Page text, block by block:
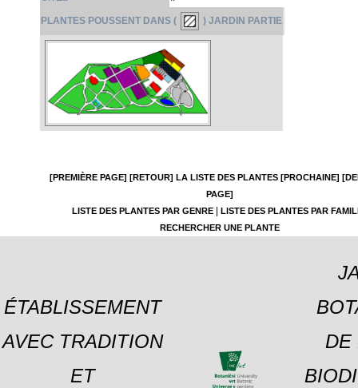
PLANTES POUSSENT DANS ( ) JARDIN PARTIE
[PREMIÈRE PAGE] [RETOUR] LA LISTE DES PLANTES [PROCHAINE]
PAGE]
LISTE DES PLANTES PAR GENRE|
LISTE DES PLANTES PAR
RECHERCHER UNE PLANTE
ÉTABLISSEMENT
AVEC TRADITION
ET
DE